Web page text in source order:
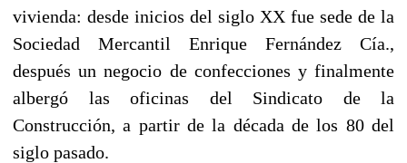
vivienda: desde inicios del siglo XX fue sede de la
Sociedad Mercantil Enrique Fernández Cía.,
después un negocio de confecciones y finalmente
albergó las oficinas del Sindicato de la
Construcción, a partir de la década de los 80 del
siglo pasado.